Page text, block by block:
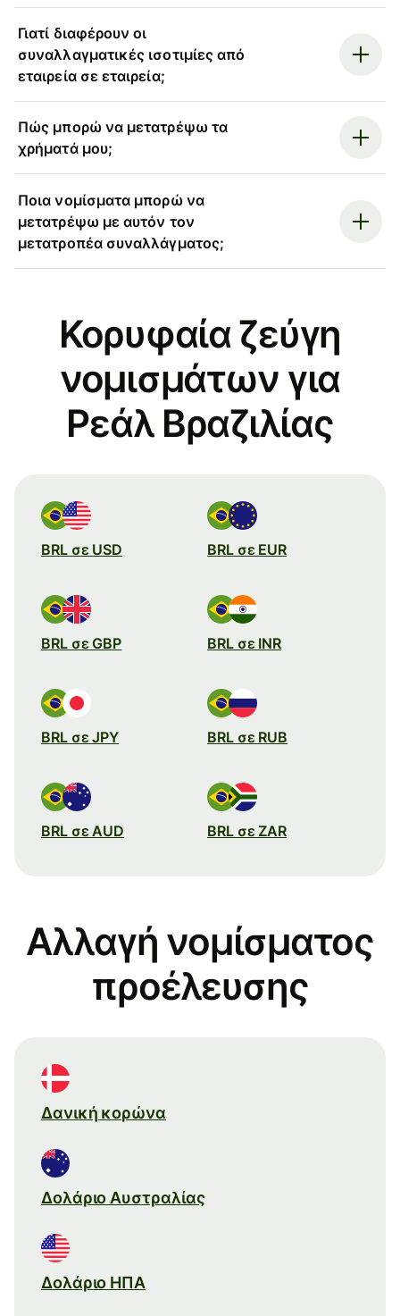
Γιατί διαφέρουν οι
συναλλαγματικές ισοτιμίες από
εταιρεία σε εταιρεία;
Πώς μπορώ να μετατρέψω τα
χρήματά μου;
Ποια νομίσματα μπορώ να
μετατρέψω με αυτόν τον
μετατροπέα συναλλάγματος;
Κορυφαία ζεύγη
νομισμάτων για
Ρεάλ Βραζιλίας
BRL σε USD BRL σε EUR
BRL σε GBP BRL σε INR
BRL σε JPY BRL σε RUB
BRL σε AUD BRL σε ZAR
Αλλαγή νομίσματος
προέλευσης
Δανική κορώνα
Δολάριο Αυστραλίας
Δολάριο ΗΠΑ